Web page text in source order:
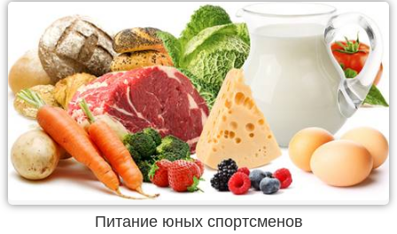
Питание юных спортсменов